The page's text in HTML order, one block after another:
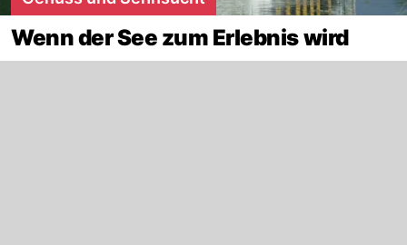
Wenn der See zum Erlebnis wird